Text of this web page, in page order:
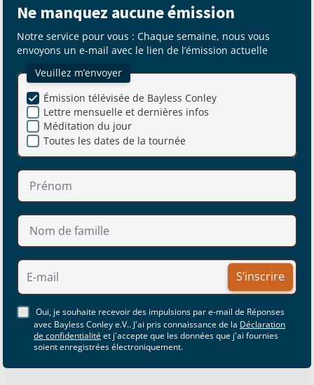
Ne manquez aucune émission
Notre service pour vous : Chaque semaine, nous vous
envoyons un e-mail avec le lien de l’émission actuelle
Veuillez m’envoyer
Lettre mensuelle et dernières infos
Méditation du jour
Émission télévisée de Bayless Conley
Toutes les dates de la tournée
S’inscrire
Oui, je souhaite recevoir des impulsions par e-mail de Réponses
avec Bayless Conley e.V.. J'ai pris connaissance de la Déclaration
de confidentialitéet j'accepte que les données que j'ai fournies
soient enregistrées électroniquement.